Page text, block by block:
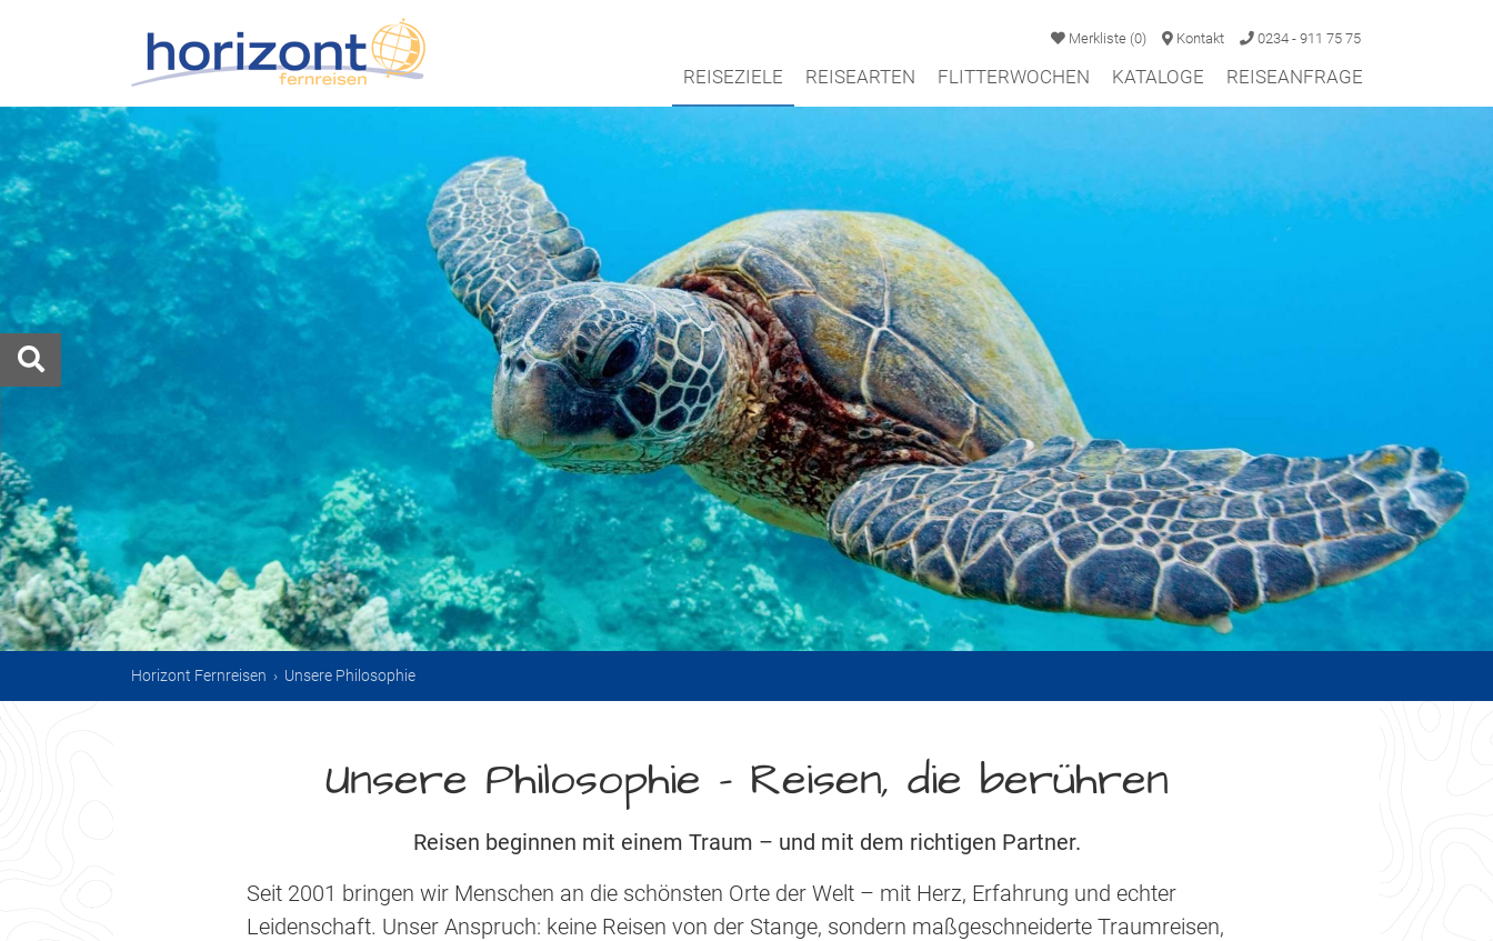
Merkliste (0) Kontakt 0234 - 911 75 75
REISEZIELE REISEARTEN FLITTERWOCHEN KATALOGE REISEANFRAGE
Horizont Fernreisen › Unsere Philosophie
Unsere Philosophie - Reisen, die berühren
Reisen beginnen mit einem Traum – und mit dem richtigen Partner.
Seit 2001 bringen wir Menschen an die schönsten Orte der Welt – mit Herz, Erfahrung und echter
Leidenschaft. Unser Anspruch: keine Reisen von der Stange, sondern maßgeschneiderte Traumreisen,